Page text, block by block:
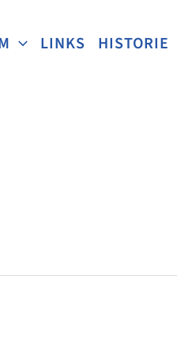
LINKS HISTORIE